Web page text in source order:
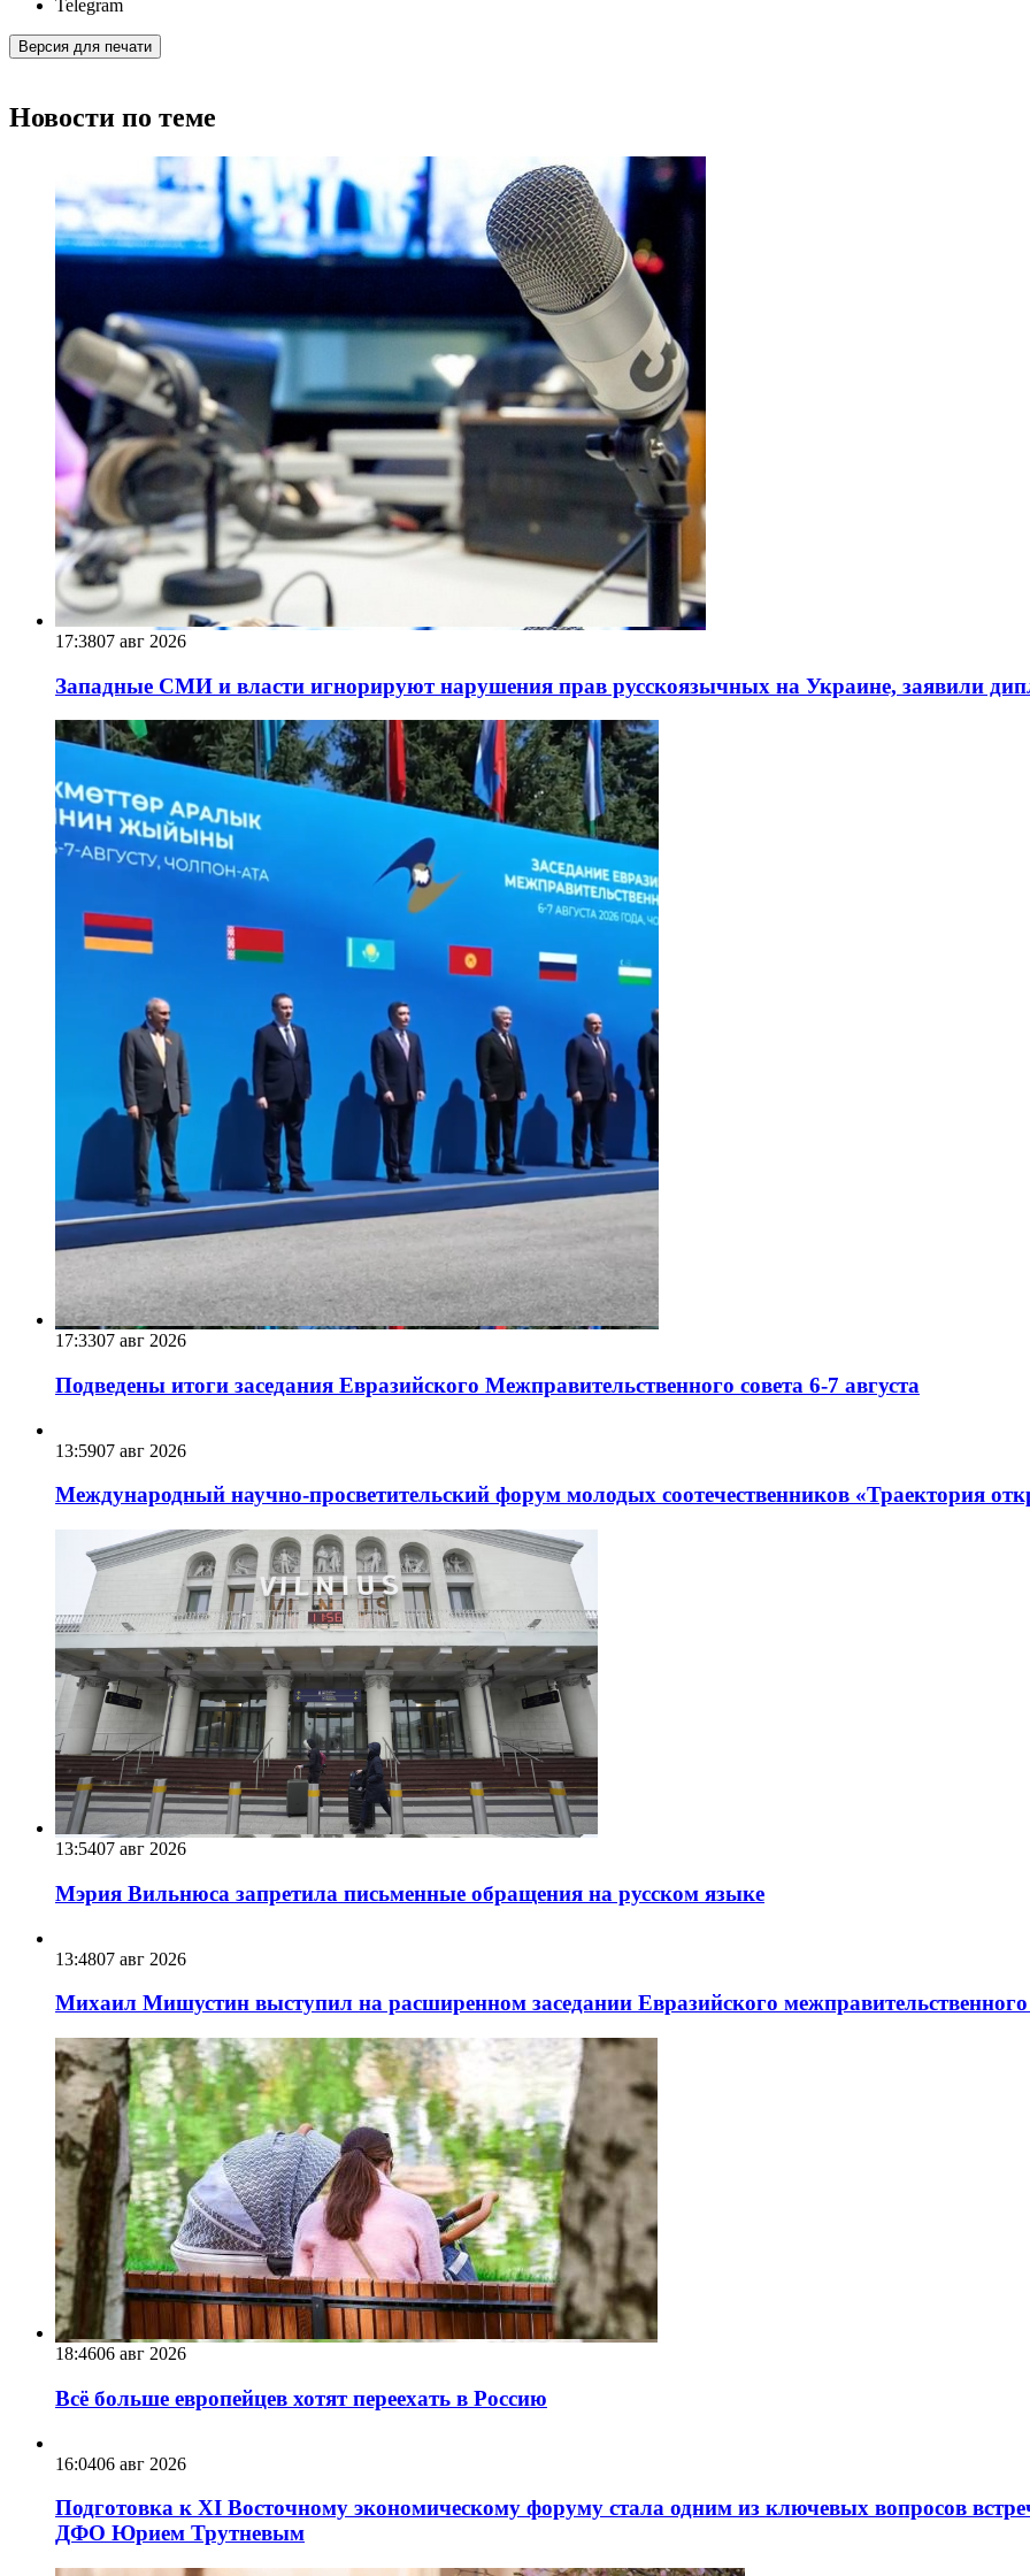
Telegram
Версия для печати
Новости по теме
17:3807 авг 2026
Западные СМИ и власти игнорируют нарушения прав русскоязычных на Украине, заявили
17:3307 авг 2026
Подведены итоги заседания Евразийского Межправительственного совета 6-7 августа
13:5907 авг 2026
Международный научно-просветительский форум молодых соотечественников «Траектория
13:5407 авг 2026
Мэрия Вильнюса запретила письменные обращения на русском языке
13:4807 авг 2026
Михаил Мишустин выступил на расширенном заседании Евразийского
18:4606 авг 2026
Всё больше европейцев хотят переехать в Россию
16:0406 авг 2026
Подготовка к XI Восточному экономическому форуму стала одним из ключевых вопросов
ДФО Юрием Трутневым